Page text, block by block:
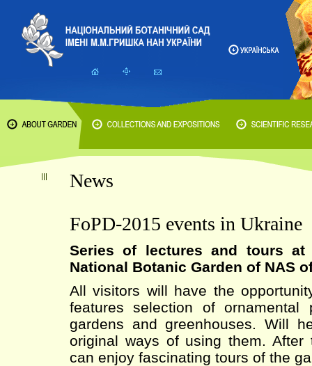
News
FoPD-2015 events in Ukraine
Series of lectures and tours at
National Botanic Garden of NAS
All visitors will have the
features selection of
gardens and greenhouses. Will
original ways of using them. After
can enjoy fascinating tours of the